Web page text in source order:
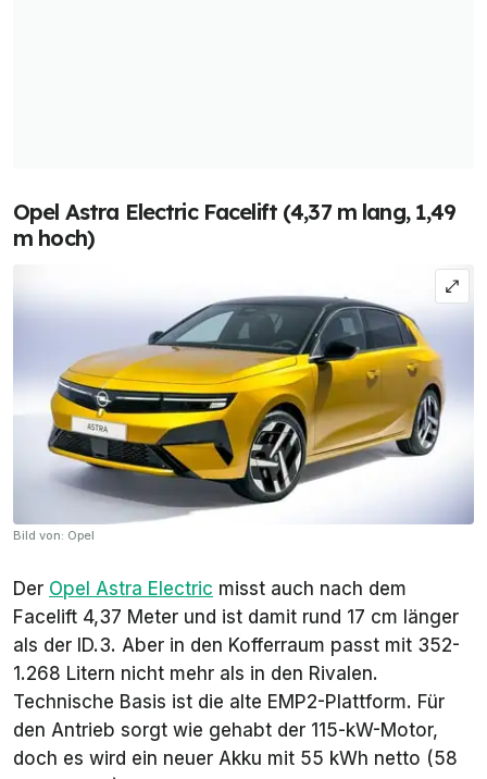
Opel Astra Electric Facelift (4,37 m lang, 1,49
m hoch)
Bild von: Opel
Der Opel Astra Electric misst auch nach dem
Facelift 4,37 Meter und ist damit rund 17 cm länger
als der ID.3. Aber in den Kofferraum passt mit 352-
1.268 Litern nicht mehr als in den Rivalen.
Technische Basis ist die alte EMP2-Plattform. Für
den Antrieb sorgt wie gehabt der 115-kW-Motor,
doch es wird ein neuer Akku mit 55 kWh netto (58